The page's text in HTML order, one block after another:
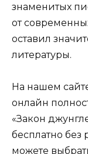
знаменитых
от
оставил
литературы.
На нашем
онлайн
«Закон
бесплатно без
можете